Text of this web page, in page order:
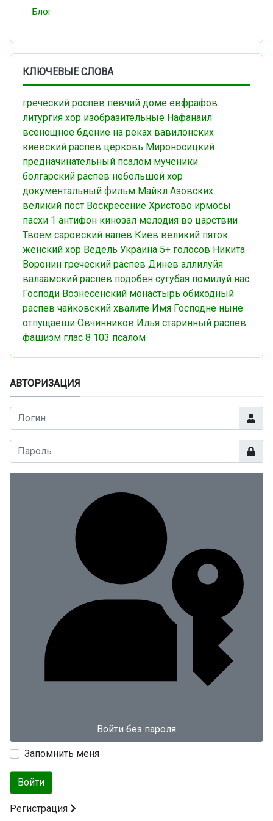
Блог
КЛЮЧЕВЫЕ СЛОВА
греческий роспев певчий доме евфрафов
литургия хор изобразительные Нафанаил
всенощное бдение на реках вавилонских
киевский распев церковь Мироносицкий
предначинательный псалом мученики
болгарский распев небольшой хор
документальный фильм Майкл Азовских
великий пост Воскресение Христово ирмосы
пасхи 1 антифон кинозал мелодия во царствии
Твоем саровский напев Киев великий пяток
женский хор Ведель Украина 5+ голосов Никита
Воронин греческий распев Динев аллилуйя
валаамский распев подобен сугубая помилуй нас
Господи Вознесенский монастырь обиходный
распев чайковский хвалите Имя Господне ныне
отпущаеши Овчинников Илья старинный распев
фашизм глас 8 103 псалом
АВТОРИЗАЦИЯ
Логин
Войти без пароля
Запомнить меня
Войти
Регистрация